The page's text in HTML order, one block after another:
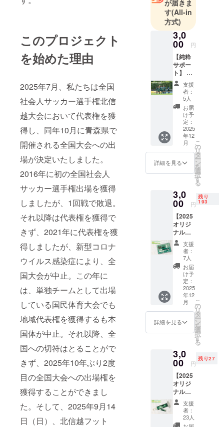
このプロジェクト
を始めた理由
2025年7月、私たちは全国
社会人サッカー選手権北信
越大会において代表権を獲
得し、同年10月に青森県で
開催される全国大会への出
場が決定いたしました。
2016年に初の全国社会人
サッカー選手権出場を獲得
しましたが、1回戦で敗退。
それ以降は代表権を獲得で
きず、2021年に代表権を獲
得しましたが、新型コロナ
ウイルス感染症により、全
国大会が中止。この年に
は、単独チームとして出場
している国民体育大会でも
地域代表権を獲得するも本
国体が中止。それ以降、全
国への切符はとることがで
きず、2025年10年ぶり2度
目の全国大会への出場権を
獲得することができまし
た。そして、2025年9月14
日（日）、北信越フット
が届きま
す(All-in
方式)
3,0
00 円
【純粋
サポー
ト】 〇
御礼の
メッ
セージ
をお送
りいた
します
※【純粋
サポー
ト】の
3,000
円・
5,000
円・
円・
20,000
円のリ
ターン
と内容
は全て
同じと
なりま
す。
支援
者：
5人
お届
け予
定：
2025
年12
月
詳細を見る
こ
の
リ
タ
ー
ン
を
選
択
す
る
3,0
00 円
残り
193
【2025
オリジ
ナルス
テッ
カー】
〇 2025
シーズ
ン販売
予定と
してい
たス
テッ
カーを
リター
ンとし
てご用
した！
〇 商品
サイ
ズ/
60mm×
90mm
支援
者：
7人
お届
け予
定：
2025
年12
月
詳細を見る
こ
の
リ
タ
ー
ン
を
選
択
す
る
3,0
00 円
残り27
【2025
オリジ
ナル
キーホ
ル
ダー】
〇 2025
支援
者：
23人